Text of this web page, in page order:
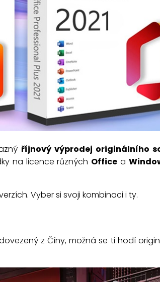
říjnový výprodej originálního
na licence různých Office a
Vyber si svoji kombinaci i ty.
z Číny, možná se ti hodí